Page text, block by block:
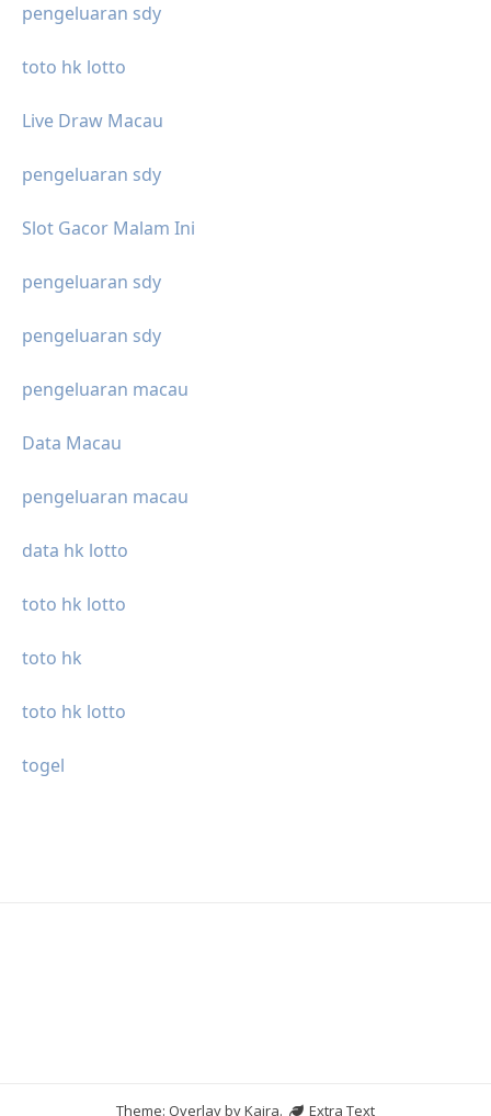
pengeluaran sdy
toto hk lotto
Live Draw Macau
pengeluaran sdy
Slot Gacor Malam Ini
pengeluaran sdy
pengeluaran sdy
pengeluaran macau
Data Macau
pengeluaran macau
data hk lotto
toto hk lotto
toto hk
toto hk lotto
togel
Theme: Overlay byKaira. Extra Text